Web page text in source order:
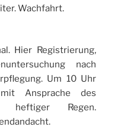
Wachfahrt.
Hier Registrierung,
nach
Um 10 Uhr
Ansprache des
heftiger Regen.